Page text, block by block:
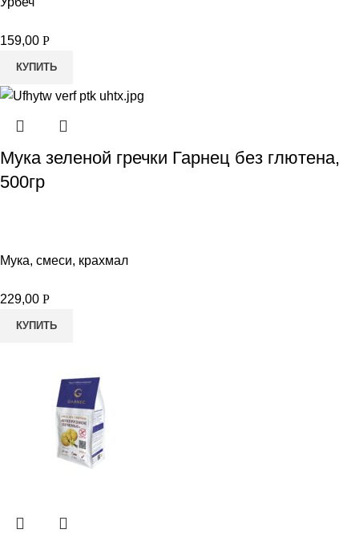
159,00 Р
КУПИТЬ
Мука зеленой гречки Гарнец без глютена,
500гр
Мука, смеси, крахмал
229,00 Р
КУПИТЬ